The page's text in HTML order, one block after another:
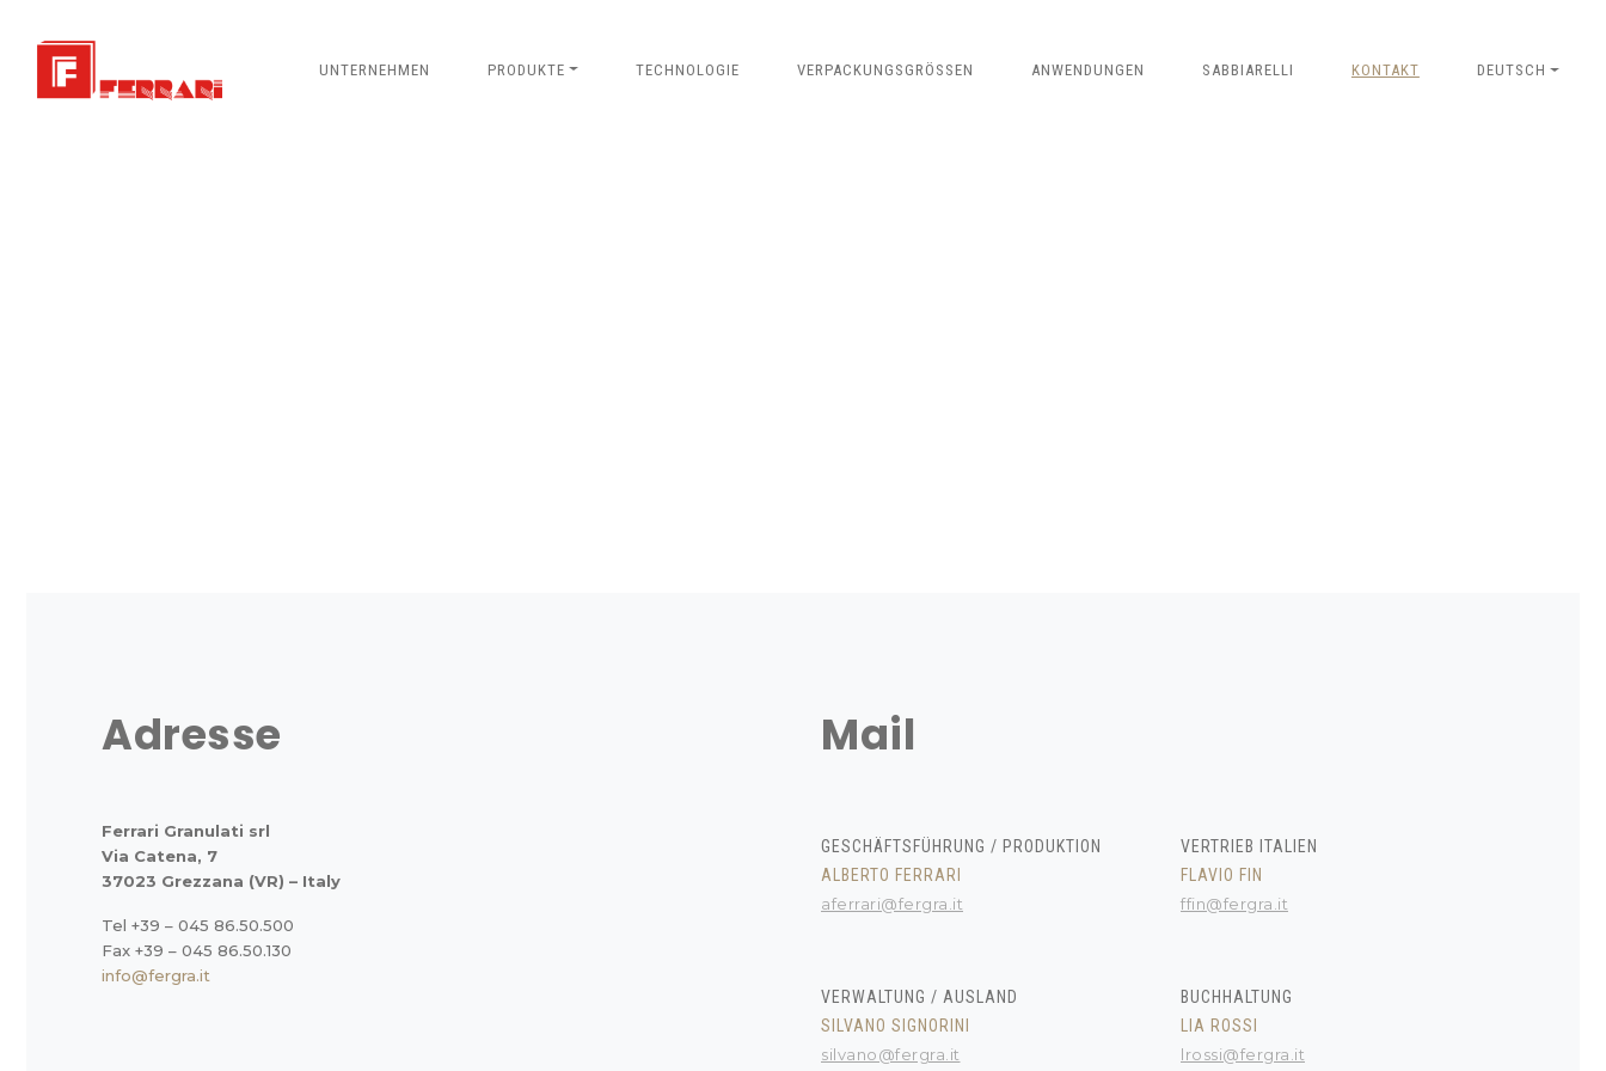
UNTERNEHMEN PRODUKTE TECHNOLOGIE VERPACKUNGSGRÖSSEN ANWENDUNGEN SABBIARELLI KONTAKT DEUTSCH
Adresse
Ferrari Granulati srl
Via Catena, 7
37023 Grezzana (VR) – Italy
Tel +39 – 045 86.50.500
Fax +39 – 045 86.50.130
info@fergra.it
Mail
GESCHÄFTSFÜHRUNG / PRODUKTION
ALBERTO FERRARI
aferrari@fergra.it
VERTRIEB ITALIEN
FLAVIO FIN
ffin@fergra.it
VERWALTUNG / AUSLAND
SILVANO SIGNORINI
silvano@fergra.it
BUCHHALTUNG
LIA ROSSI
lrossi@fergra.it